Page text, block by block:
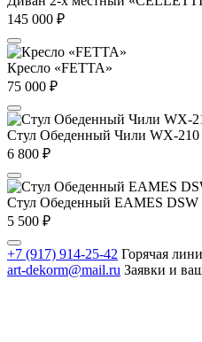
145 000 ₽
Кресло «FETTA»
75 000 ₽
Стул Обеденный Чили WX-210
6 800 ₽
Стул Обеденный EAMES DSW
5 500 ₽
+7 (917) 914-25-42 Горячая
art-dekorm@mail.ru Заявки и